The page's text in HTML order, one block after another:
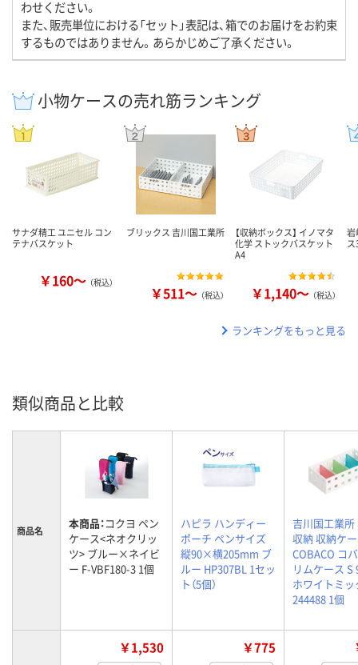
わせください。
また、販売単位における「セット」表記は、箱でのお届けをお約束
するものではありません。あらかじめご了承ください。
小物ケースの売れ筋ランキング
サナダ精工 ユニセル コン
テナバスケット
￥160～ （税込）
ブリックス 吉川国工業所
￥511～ （税込）
【収納ボックス】 イノマタ
化学 ストックバスケット
A4
￥1,140～ （税込）
ランキングをもっと見る
類似商品と比較
商品名 本商品：コクヨ ペン
ケース<ネオクリッ
ツ> ブルー×ネイビ
ー F-VBF180-3 1個
ハピラ ハンディー
ポーチ ペンサイズ
縦90×横205mm ブ
ルー HP307BL 1セッ
ト（5個）
吉川国工業所
収納 収納ケ
COBACO コ
リムケース S
ホワイトミッ
244488 1個
￥1,530 ￥775